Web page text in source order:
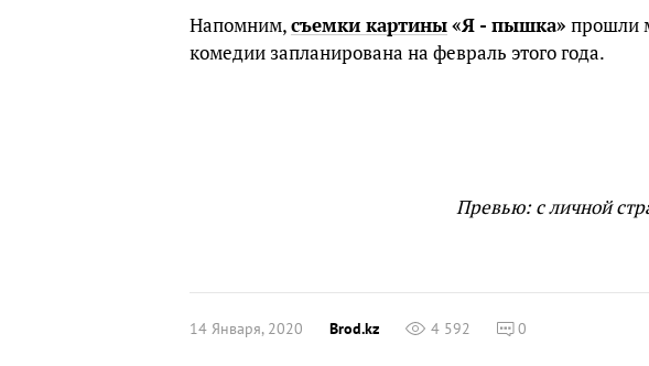
Напомним,съемки картины«Я - пышка» прошли
комедии запланирована на февраль этого года.
Превью: с личной
14 Января, 2020 Brod.kz 4 592 0